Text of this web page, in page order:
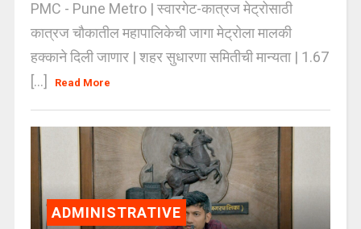
PMC - Pune Metro | स्वारगेट-कात्रज मेट्रोसाठी
कात्रज चौकातील महापालिकेची जागा मेट्रोला मालकी
हक्काने दिली जाणार | शहर सुधारणा समितीची मान्यता | 1.67
[...]
Read More
ADMINISTRATIVE